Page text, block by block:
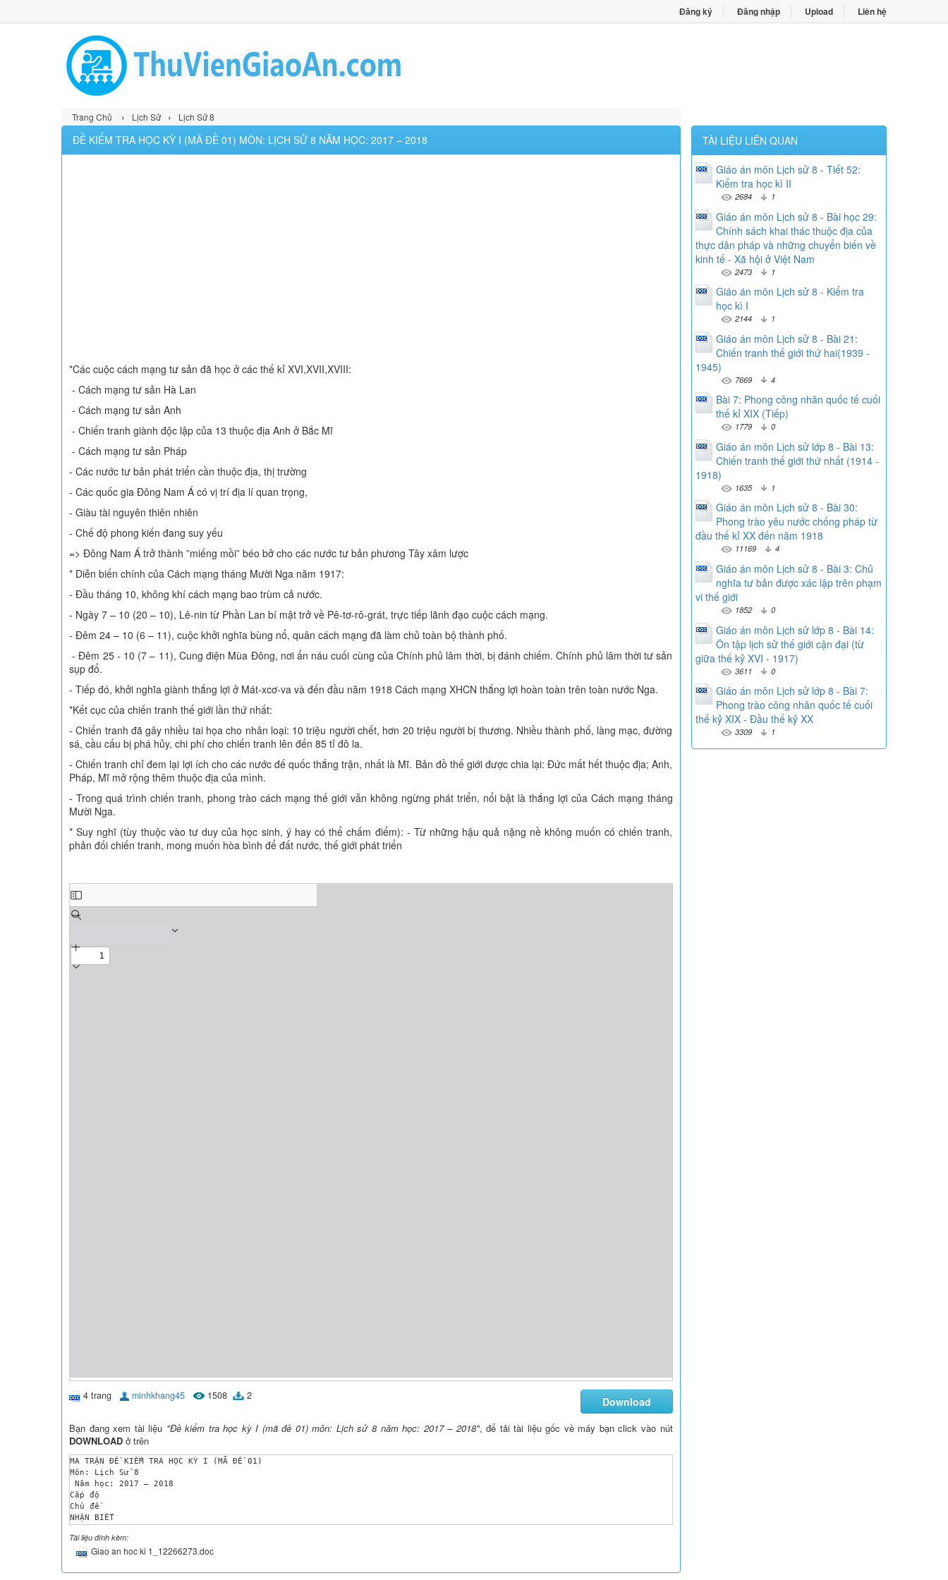
Đăng ký Đăng nhập Upload Liên hệ
Trang Chủ › Lịch Sử › Lịch Sử 8
ĐỀ KIỂM TRA HỌC KỲ I (MÃ ĐỀ 01) MÔN: LỊCH SỬ 8 NĂM HỌC: 2017 – 2018
*Các cuộc cách mạng tư sản đã học ở các thế kỉ XVI,XVII,XVIII:
- Cách mạng tư sản Hà Lan
- Cách mạng tư sản Anh
- Chiến tranh giành độc lập của 13 thuộc địa Anh ở Bắc Mĩ
- Cách mạng tư sản Pháp
- Các nước tư bản phát triển cần thuộc địa, thị trường
- Các quốc gia Đông Nam Á có vị trí địa lí quan trọng,
- Giàu tài nguyên thiên nhiên
- Chế độ phong kiến đang suy yếu
=> Đông Nam Á trở thành ”miếng mồi” béo bở cho các nước tư bản phương Tây xâm lược
* Diễn biến chính của Cách mạng tháng Mười Nga năm 1917:
- Đầu tháng 10, không khí cách mạng bao trùm cả nước.
- Ngày 7 – 10 (20 – 10), Lê-nin từ Phần Lan bí mật trở về Pê-tơ-rô-grát, trực tiếp lãnh đạo cuộc cách mạng.
- Đêm 24 – 10 (6 – 11), cuộc khởi nghĩa bùng nổ, quân cách mạng đã làm chủ toàn bộ thành phố.
- Đêm 25 - 10 (7 – 11), Cung điện Mùa Đông, nơi ẩn náu cuối cùng của Chính phủ lâm thời, bị đánh chiếm. Chính phủ lâm thời tư sản
sụp đổ.
- Tiếp đó, khởi nghĩa giành thắng lợi ở Mát-xcơ-va và đến đầu năm 1918 Cách mạng XHCN thắng lợi hoàn toàn trên toàn nước Nga.
*Kết cục của chiến tranh thế giới lần thứ nhất:
- Chiến tranh đã gây nhiều tai họa cho nhân loại: 10 triệu người chết, hơn 20 triệu người bị thương. Nhiều thành phố, làng mạc, đường
sá, cầu cấu bị phá hủy, chi phí cho chiến tranh lên đến 85 tỉ đô la.
- Chiến tranh chỉ đem lại lợi ích cho các nước đế quốc thắng trận, nhất là Mĩ. Bản đồ thế giới được chia lại: Đức mất hết thuộc địa; Anh,
Pháp, Mĩ mở rộng thêm thuộc địa của mình.
- Trong quá trình chiến tranh, phong trào cách mạng thế giới vẫn không ngừng phát triển, nổi bật là thắng lợi của Cách mạng tháng
Mười Nga.
* Suy nghĩ (tùy thuộc vào tư duy của học sinh, ý hay có thể chấm điểm): - Từ những hậu quả nặng nề không muốn có chiến tranh,
phản đối chiến tranh, mong muốn hòa bình để đất nước, thế giới phát triển
4 trang minhkhang45 1508 2 Download
Bạn đang xem tài liệu "Đề kiểm tra học kỳ I (mã đề 01) môn: Lịch sử 8 năm học: 2017 – 2018", để tải tài liệu gốc về máy bạn click vào nút
DOWNLOAD ở trên
MA TRẬN ĐỀ KIỂM TRA HỌC KỲ I (MÃ ĐỀ 01)
Môn: Lịch Sử 8
Năm học: 2017 – 2018
Cấp độ
Chủ đề
NHẬN BIẾT
THÔNG HIỂU
VẬN DỤNG
TỔNG
Cao
Tài liệu đính kèm:
Giao an hoc ki 1_12266273.doc
TÀI LIỆU LIÊN QUAN
Giáo án môn Lịch sử 8 - Tiết 52:
Kiểm tra học kì II
2684 1
Giáo án môn Lịch sử 8 - Bài học 29:
Chính sách khai thác thuộc địa của
thực dân pháp và những chuyển biến về
kinh tế - Xã hội ở Việt Nam
2473 1
Giáo án môn Lịch sử 8 - Kiểm tra
học kì I
2144 1
Giáo án môn Lịch sử 8 - Bài 21:
Chiến tranh thế giới thứ hai(1939 -
1945)
7669 4
Bài 7: Phong công nhân quốc tế cuối
thế kỉ XIX (Tiếp)
1779 0
Giáo án môn Lịch sử lớp 8 - Bài 13:
Chiến tranh thế giới thứ nhất (1914 -
1918)
1635 1
Giáo án môn Lịch sử 8 - Bài 30:
Phong trào yêu nước chống pháp từ
đầu thế kỉ XX đến năm 1918
11169 4
Giáo án môn Lịch sử 8 - Bài 3: Chủ
nghĩa tư bản được xác lập trên phạm
vi thế giới
1852 0
Giáo án môn Lịch sử lớp 8 - Bài 14:
Ôn tập lịch sử thế giới cận đại (từ
giữa thế kỷ XVI - 1917)
3611 0
Giáo án môn Lịch sử lớp 8 - Bài 7:
Phong trào công nhân quốc tế cuối
thế kỷ XIX - Đầu thế kỷ XX
3309 1